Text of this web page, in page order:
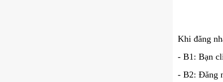
Khi đăng
- B1: Bạn
- B2: Đăng